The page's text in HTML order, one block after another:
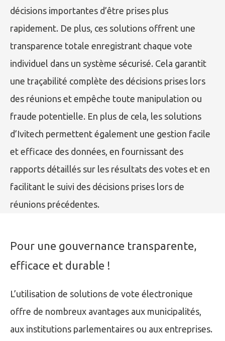
décisions importantes d’être prises plus
rapidement. De plus, ces solutions offrent une
transparence totale enregistrant chaque vote
individuel dans un système sécurisé. Cela garantit
une traçabilité complète des décisions prises lors
des réunions et empêche toute manipulation ou
fraude potentielle. En plus de cela, les solutions
d’Ivitech permettent également une gestion facile
et efficace des données, en fournissant des
rapports détaillés sur les résultats des votes et en
facilitant le suivi des décisions prises lors de
réunions précédentes.
Pour une gouvernance transparente,
efficace et durable !
L’utilisation de solutions de vote électronique
offre de nombreux avantages aux municipalités,
aux institutions parlementaires ou aux entreprises.